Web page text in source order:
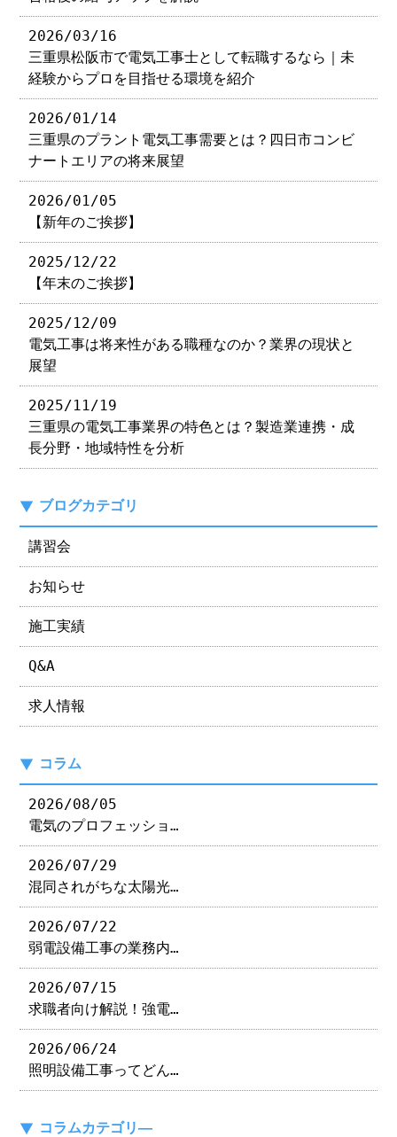
2026/03/16
三重県松阪市で電気工事士として転職するなら｜未
経験からプロを目指せる環境を紹介
2026/01/14
三重県のプラント電気工事需要とは？四日市コンビ
ナートエリアの将来展望
2026/01/05
【新年のご挨拶】
2025/12/22
【年末のご挨拶】
2025/12/09
電気工事は将来性がある職種なのか？業界の現状と
展望
2025/11/19
三重県の電気工事業界の特色とは？製造業連携・成
長分野・地域特性を分析
ブログカテゴリ
講習会
お知らせ
施工実績
Q&A
求人情報
コラム
2026/08/05
電気のプロフェッショ…
2026/07/29
混同されがちな太陽光…
2026/07/22
弱電設備工事の業務内…
2026/07/15
求職者向け解説！強電…
2026/06/24
照明設備工事ってどん…
コラムカテゴリ―